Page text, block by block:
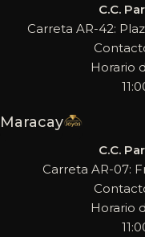
C.C.
Carreta AR-42:
Horario
Maracay
C.C.
Carreta AR-07:
Horario